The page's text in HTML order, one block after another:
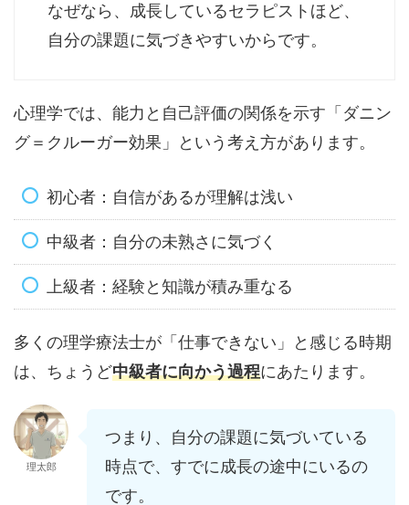
なぜなら、成長しているセラピストほど、
自分の課題に気づきやすいからです。
心理学では、能力と自己評価の関係を示す「ダニン
グ＝クルーガー効果」という考え方があります。
初心者：自信があるが理解は浅い
中級者：自分の未熟さに気づく
上級者：経験と知識が積み重なる
多くの理学療法士が「仕事できない」と感じる時期
は、ちょうど中級者に向かう過程にあたります。
理太郎
つまり、自分の課題に気づいている
時点で、すでに成長の途中にいるの
です。